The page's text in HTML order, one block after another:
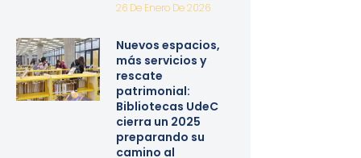
26 De Enero De 2026
Nuevos espacios,
más servicios y
rescate
patrimonial:
Bibliotecas UdeC
cierra un 2025
preparando su
camino al